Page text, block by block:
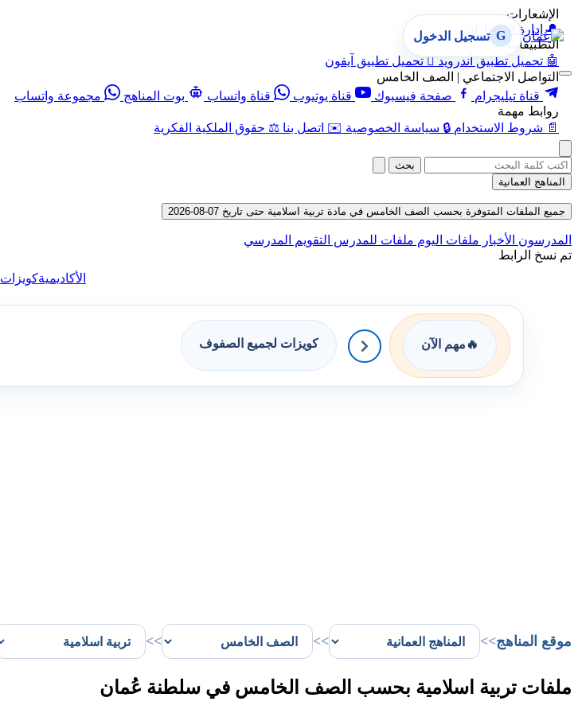
الإشعارات
🔔 إدارة الإشعارات
التطبيقات
🤖 تحميل تطبيق أندرويد  تحميل تطبيق آيفون
التواصل الاجتماعي | الصف الخامس
قناة تيليجرام
صفحة فيسبوك قناة يوتيوب قناة واتساب بوت المناهج
مجموعة واتساب
روابط مهمة
📄 شروط الاستخدام 🔒 سياسة الخصوصية ✉️ اتصل بنا ⚖️ حقوق الملكية الفكرية
G تسجيل الدخول
بحث
المناهج العمانية
جميع الملفات المتوفرة بحسب الصف الخامس في مادة تربية اسلامية حتى تاريخ 07-08-2026
المدرسون الأخبار ملفات اليوم ملفات للمدرس التقويم المدرسي
تم نسخ الرابط
الأكاديميةكويزات
🔥 مهم الآن كويزات لجميع الصفوف
موقع المناهج>>
>>
>>
ملفات تربية اسلامية بحسب الصف الخامس في سلطنة عُمان